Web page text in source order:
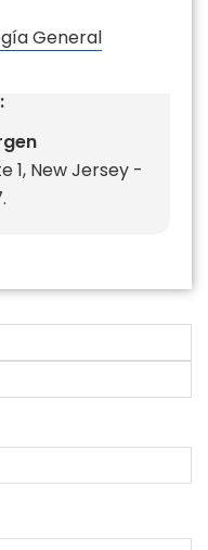
General
1, New Jersey -